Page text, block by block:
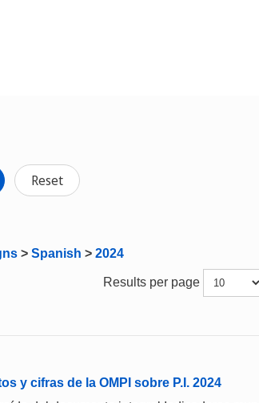
Reset
> Spanish > 2024
Results per page
y cifras de la OMPI sobre P.I. 2024